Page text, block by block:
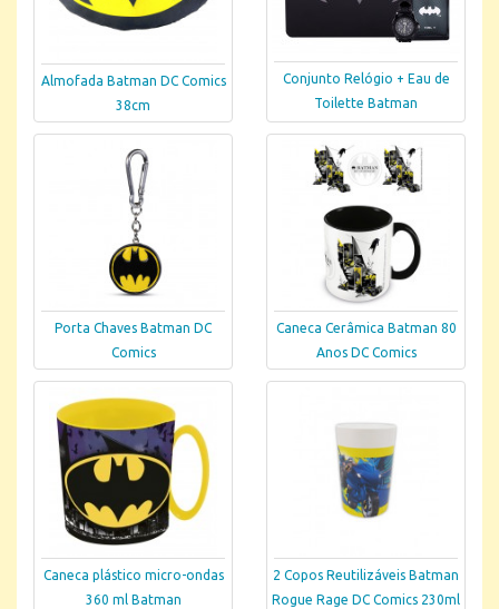
Almofada Batman DC Comics
38cm
Conjunto Relógio + Eau de
Toilette Batman
Porta Chaves Batman DC
Comics
Caneca Cerâmica Batman 80
Anos DC Comics
Caneca plástico micro-ondas
360 ml Batman
2 Copos Reutilizáveis Batman
Rogue Rage DC Comics 230ml